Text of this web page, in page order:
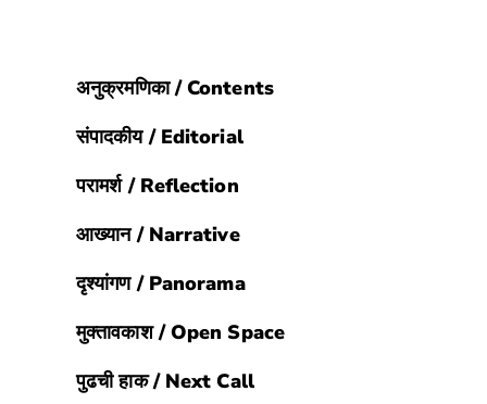
अनुक्रमणिका / Contents
संपादकीय / Editorial
परामर्श / Reflection
आख्यान / Narrative
दृश्यांगण / Panorama
मुक्तावकाश / Open Space
पुढची हाक / Next Call